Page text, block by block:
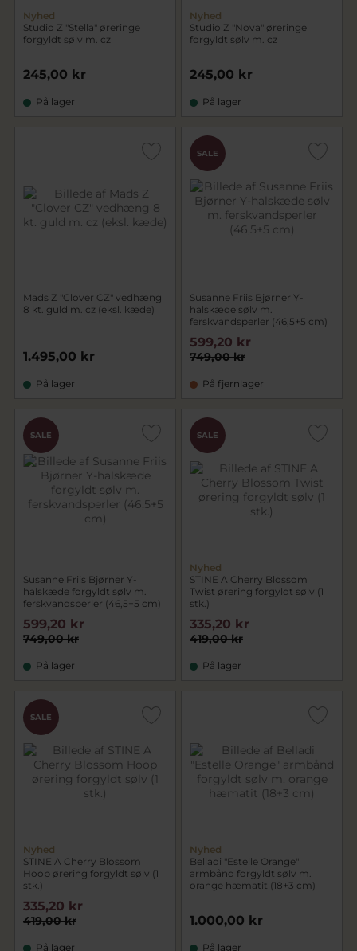
Nyhed
Studio Z "Stella" øreringe
forgyldt sølv m. cz
245,00 kr
På lager
Nyhed
Studio Z "Nova" øreringe
forgyldt sølv m. cz
245,00 kr
På lager
Mads Z "Clover CZ" vedhæng
8 kt. guld m. cz (eksl. kæde)
1.495,00 kr
På lager
SALE
Susanne Friis Bjørner Y-
halskæde sølv m.
ferskvandsperler (46,5+5 cm)
749,00 kr
599,20 kr
På fjernlager
SALE
Susanne Friis Bjørner Y-
halskæde forgyldt sølv m.
ferskvandsperler (46,5+5 cm)
749,00 kr
599,20 kr
På lager
SALE
Nyhed
STINE A Cherry Blossom
Twist ørering forgyldt sølv (1
stk.)
419,00 kr
335,20 kr
På lager
SALE
Nyhed
STINE A Cherry Blossom
Hoop ørering forgyldt sølv (1
stk.)
419,00 kr
335,20 kr
På lager
Nyhed
Belladi "Estelle Orange"
armbånd forgyldt sølv m.
orange hæmatit (18+3 cm)
1.000,00 kr
På lager